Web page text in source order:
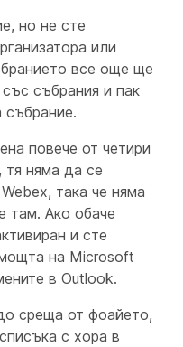
но не сте
или
все още ще
събрания и пак
събрание.
повече от четири
няма да се
така че няма
там. Ако обаче
и сте
на Microsoft
в Outlook.
среща от фоайето,
с хора в